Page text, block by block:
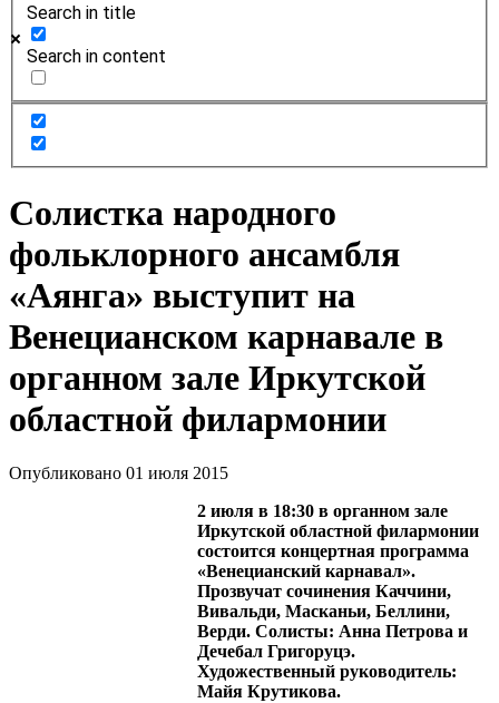
Search in title
Search in content
Солистка народного
фольклорного ансамбля
«Аянга» выступит на
Венецианском карнавале в
органном зале Иркутской
областной филармонии
Опубликовано 01 июля 2015
2 июля в 18:30 в органном зале
Иркутской областной филармонии
состоится концертная программа
«Венецианский карнавал».
Прозвучат сочинения Каччини,
Вивальди, Масканьи, Беллини,
Верди. Солисты: Анна Петрова и
Дечебал Григоруцэ.
Художественный руководитель:
Майя Крутикова.